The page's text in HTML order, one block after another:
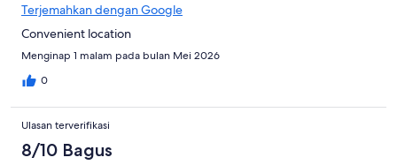
Terjemahkan dengan Google
Convenient location
Menginap 1 malam pada bulan Mei 2026
0
Ulasan terverifikasi
8/10 Bagus